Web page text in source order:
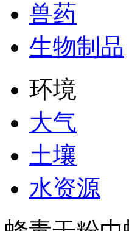
兽药
生物制品
环境
大气
土壤
水资源